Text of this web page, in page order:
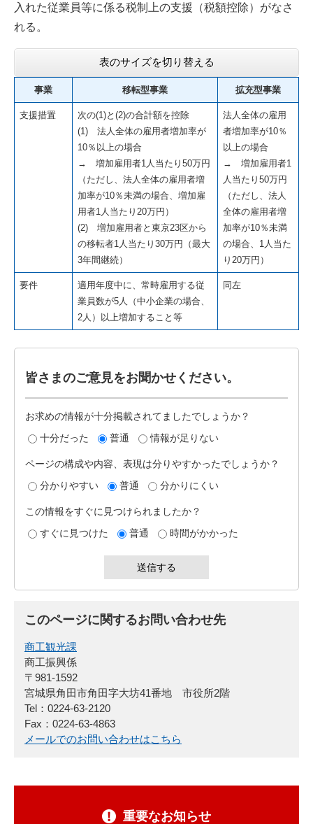
入れた従業員等に係る税制上の支援（税額控除）がなさ
れる。
表のサイズを切り替える
事業 移転型事業 拡充型事業
支援措置
次の(1)と(2)の合計額を控除
(1) 法人全体の雇用者増加率が
10％以上の場合
→ 増加雇用者1人当たり50万円
（ただし、法人全体の雇用者増
加率が10％未満の場合、増加雇
用者1人当たり20万円）
(2) 増加雇用者と東京23区から
の移転者1人当たり30万円（最大
3年間継続）
法人全体の雇用
者増加率が10％
以上の場合
→ 増加雇用者1
人当たり50万円
（ただし、法人
全体の雇用者増
加率が10％未満
の場合、1人当た
り20万円）
要件
適用年度中に、常時雇用する従
業員数が5人（中小企業の場合、
2人）以上増加すること等
同左
皆さまのご意見をお聞かせください。
お求めの情報が十分掲載されてましたでしょうか？
十分だった
普通 情報が足りない
ページの構成や内容、表現は分りやすかったでしょうか？
分かりやすい
普通 分かりにくい
この情報をすぐに見つけられましたか？
すぐに見つけた
普通 時間がかかった
このページに関するお問い合わせ先
商工観光課
商工振興係
〒981-1592
宮城県角田市角田字大坊41番地 市役所2階
Tel：0224-63-2120
Fax：0224-63-4863
メールでのお問い合わせはこちら
重要なお知らせ